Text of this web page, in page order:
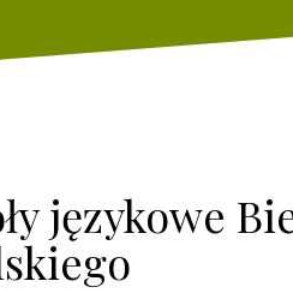
językowe